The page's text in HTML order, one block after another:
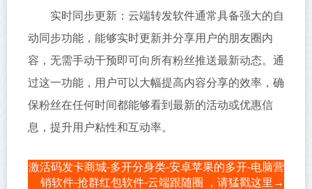
实时同步更新：云端转发软件通常具备强大的自
动同步功能，能够实时更新并分享用户的朋友圈内
容，无需手动干预即可向所有粉丝推送最新动态。通
过这一功能，用户可以大幅提高内容分享的效率，确
保粉丝在任何时间都能够看到最新的活动或优惠信
息，提升用户粘性和互动率。
激活码发卡商城-多开分身类-安卓苹果的多开-电脑营
销软件-抢群红包软件-云端跟随圈 ，请猛戳这里→